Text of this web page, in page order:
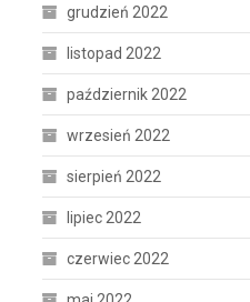
grudzień 2022
listopad 2022
październik 2022
wrzesień 2022
sierpień 2022
lipiec 2022
czerwiec 2022